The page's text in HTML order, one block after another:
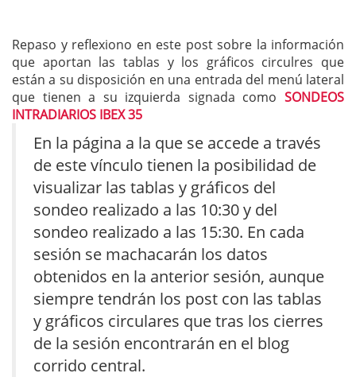
Repaso y reflexiono en este post sobre la información
que aportan las tablas y los gráficos circulres que
están a su disposición en una entrada del menú lateral
que tienen a su izquierda signada como SONDEOS
INTRADIARIOS IBEX 35
En la página a la que se accede a través
de este vínculo tienen la posibilidad de
visualizar las tablas y gráficos del
sondeo realizado a las 10:30 y del
sondeo realizado a las 15:30. En cada
sesión se machacarán los datos
obtenidos en la anterior sesión, aunque
siempre tendrán los post con las tablas
y gráficos circulares que tras los cierres
de la sesión encontrarán en el blog
corrido central.